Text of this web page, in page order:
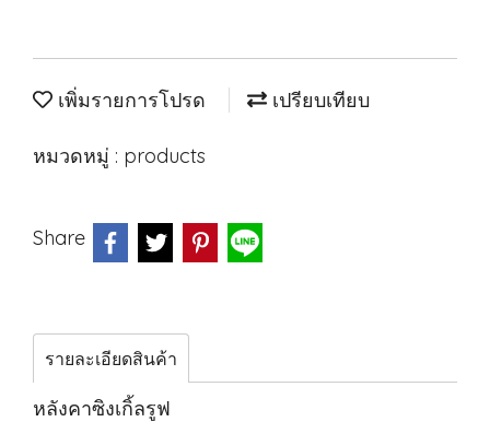
เพิ่มรายการโปรด เปรียบเทียบ
หมวดหมู่ : products
Share
รายละเอียดสินค้า
หลังคาซิงเกิ้ลรูฟ